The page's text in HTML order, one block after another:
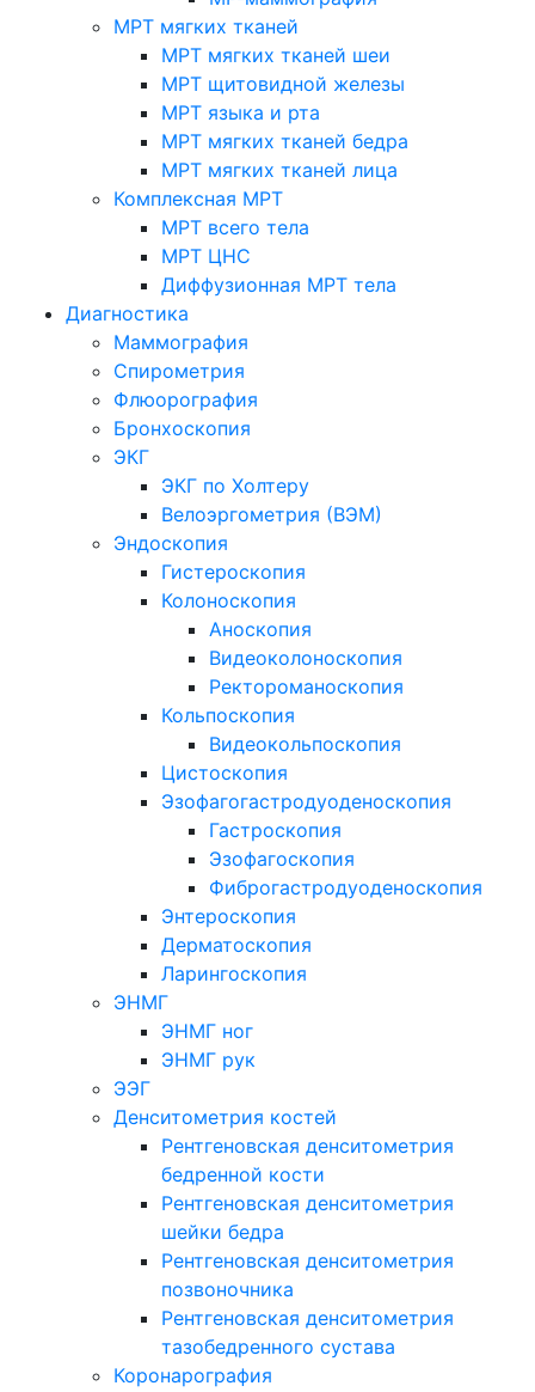
МРТ мягких тканей
МРТ мягких тканей шеи
МРТ щитовидной железы
МРТ языка и рта
МРТ мягких тканей бедра
МРТ мягких тканей лица
Комплексная МРТ
МРТ всего тела
МРТ ЦНС
Диффузионная МРТ тела
Диагностика
Маммография
Спирометрия
Флюорография
Бронхоскопия
ЭКГ
ЭКГ по Холтеру
Велоэргометрия (ВЭМ)
Эндоскопия
Гистероскопия
Колоноскопия
Аноскопия
Видеоколоноскопия
Ректороманоскопия
Кольпоскопия
Видеокольпоскопия
Цистоскопия
Эзофагогастродуоденоскопия
Гастроскопия
Эзофагоскопия
Фиброгастродуоденоскопия
Энтероскопия
Дерматоскопия
Ларингоскопия
ЭНМГ
ЭНМГ ног
ЭНМГ рук
ЭЭГ
Денситометрия костей
Рентгеновская денситометрия
бедренной кости
Рентгеновская денситометрия
шейки бедра
Рентгеновская денситометрия
позвоночника
Рентгеновская денситометрия
тазобедренного сустава
Коронарография